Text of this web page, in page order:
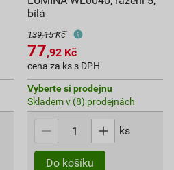
bílá
139,15 Kč
77,92 Kč
cena za ks s DPH
Vyberte si prodejnu
Skladem v (8) prodejnách
ks
Do košíku